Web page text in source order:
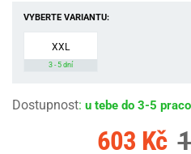
VYBERTE VARIANTU:
XXL
3 - 5 dní
Dostupnost: u tebe do 3-5
603 Kč